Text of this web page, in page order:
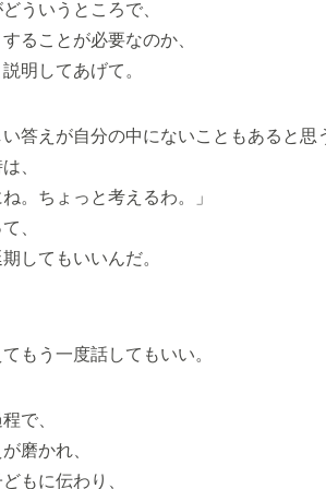
ういうところで、
ることが必要なのか、
明してあげて。
答えが自分の中にないこともあると思
、
ね。ちょっと考えるわ。」
、
してもいいんだ。
もう一度話してもいい。
で、
磨かれ、
もに伝わり、